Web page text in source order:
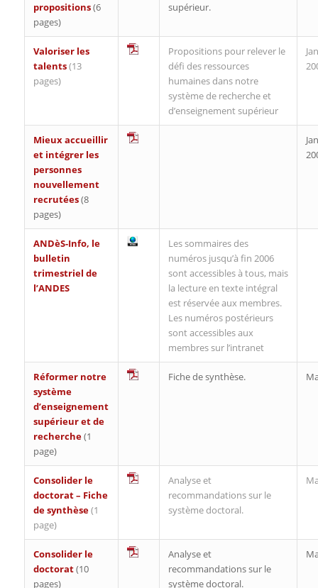
propositions(6
pages)
supérieur.
Valoriser les
talents(13
pages)
Propositions pour relever le
défi des ressources
humaines dans notre
système de recherche et
d’enseignement supérieur
Mieux accueillir
et intégrer les
personnes
nouvellement
recrutées(8
pages)
ANDèS-Info, le
bulletin
trimestriel de
l’ANDES
Les sommaires des
numéros jusqu’à fin 2006
sont accessibles à tous, mais
la lecture en texte intégral
est réservée aux membres.
Les numéros postérieurs
sont accessibles aux
membres sur l’intranet
Réformer notre
système
d’enseignement
supérieur et de
recherche(1
page)
Fiche de synthèse.
Consolider le
doctorat – Fiche
de synthèse(1
page)
Analyse et
recommandations sur le
système doctoral.
Consolider le
doctorat(10
pages)
Analyse et
recommandations sur le
système doctoral.